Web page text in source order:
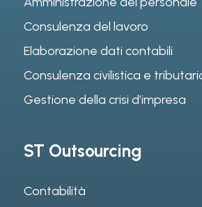
Consulenza del lavoro
Elaborazione dati contabili
Consulenza civilistica e
Gestione della crisi d’impresa
ST Outsourcing
Contabilità